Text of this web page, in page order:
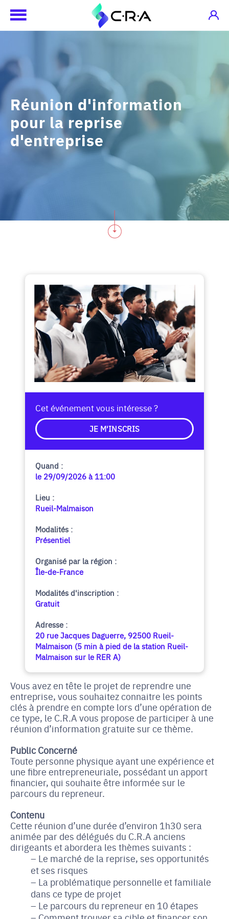
Réunion d'information
pour la reprise
d'entreprise
Quand :
le 29/09/2026 à 11:00
Lieu :
Rueil-Malmaison
Modalités :
Présentiel
Organisé par la région :
Île-de-France
Modalités d'inscription :
Gratuit
Adresse :
20 rue Jacques Daguerre, 92500 Rueil-
Malmaison (5 min à pied de la station Rueil-
Malmaison sur le RER A)
Cet événement vous intéresse ?
JE M'INSCRIS
Vous avez en tête le projet de reprendre une
entreprise, vous souhaitez connaitre les points
clés à prendre en compte lors d’une opération de
ce type, le C.R.A vous propose de participer à une
réunion d’information gratuite sur ce thème.
Public Concerné
Toute personne physique ayant une expérience et
une fibre entrepreneuriale, possédant un apport
financier, qui souhaite être informée sur le
parcours du repreneur.
Contenu
Cette réunion d’une durée d’environ 1h30 sera
animée par des délégués du C.R.A anciens
dirigeants et abordera les thèmes suivants :
Le marché de la reprise, ses opportunités
et ses risques
La problématique personnelle et familiale
dans ce type de projet
Le parcours du repreneur en 10 étapes